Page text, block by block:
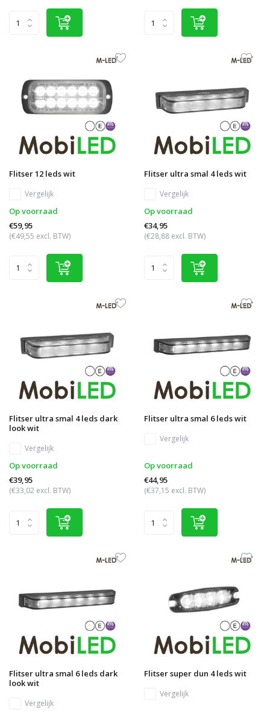
Flitser 12 leds wit
Vergelijk
Op voorraad
€59,95
(€49,55 excl. BTW)
Flitser ultra smal 4 leds wit
Vergelijk
Op voorraad
€34,95
(€28,88 excl. BTW)
Flitser ultra smal 4 leds dark
look wit
Vergelijk
Op voorraad
€39,95
(€33,02 excl. BTW)
Flitser ultra smal 6 leds wit
Vergelijk
Op voorraad
€44,95
(€37,15 excl. BTW)
Flitser ultra smal 6 leds dark
look wit
Vergelijk
Flitser super dun 4 leds wit
Vergelijk